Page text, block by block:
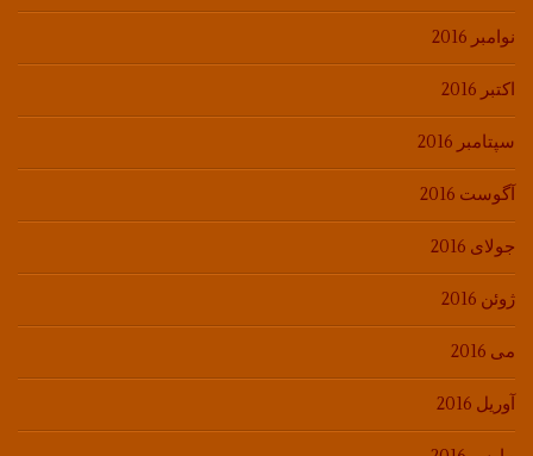
نوامبر 2016
اکتبر 2016
سپتامبر 2016
آگوست 2016
جولای 2016
ژوئن 2016
می 2016
آوریل 2016